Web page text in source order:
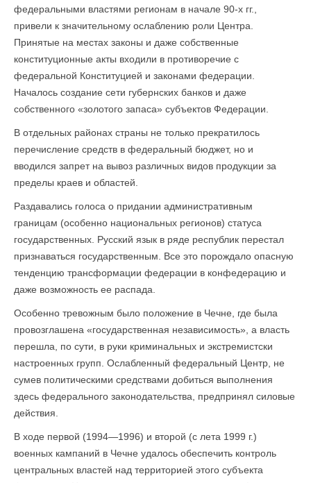
федеральными властями регионам в начале 90-х гг.,
привели к значительному ослаблению роли Центра.
Принятые на местах законы и даже собственные
конституционные акты входили в противоречие с
федеральной Конституцией и законами федерации.
Началось создание сети губернских банков и даже
собственного «золотого запаса» субъектов Федерации.
В отдельных районах страны не только прекратилось
перечисление средств в федеральный бюджет, но и
вводился запрет на вывоз различных видов продукции за
пределы краев и областей.
Раздавались голоса о придании административным
границам (особенно национальных регионов) статуса
государственных. Русский язык в ряде республик перестал
признаваться государственным. Все это порождало опасную
тенденцию трансформации федерации в конфедерацию и
даже возможность ее распада.
Особенно тревожным было положение в Чечне, где была
провозглашена «государственная независимость», а власть
перешла, по сути, в руки криминальных и экстремистски
настроенных групп. Ослабленный федеральный Центр, не
сумев политическими средствами добиться выполнения
здесь федерального законодательства, предпринял силовые
действия.
В ходе первой (1994—1996) и второй (с лета 1999 г.)
военных кампаний в Чечне удалось обеспечить контроль
центральных властей над территорией этого субъекта